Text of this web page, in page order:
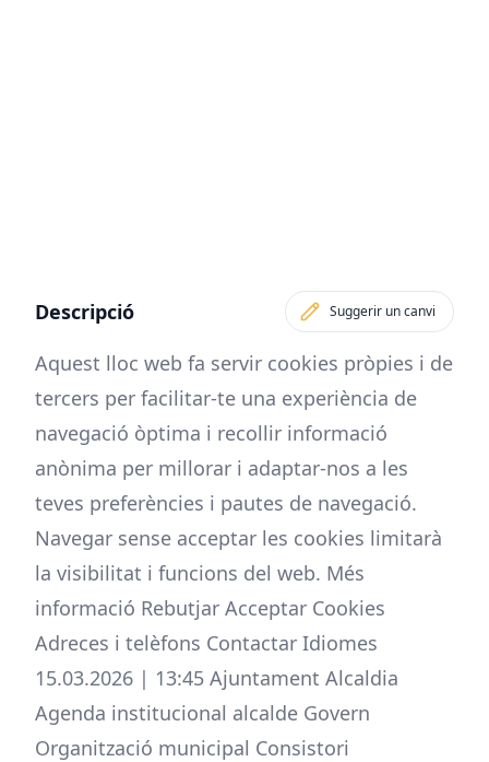
Descripció Suggerir un canvi
Aquest lloc web fa servir cookies pròpies i de
tercers per facilitar-te una experiència de
navegació òptima i recollir informació
anònima per millorar i adaptar-nos a les
teves preferències i pautes de navegació.
Navegar sense acceptar les cookies limitarà
la visibilitat i funcions del web. Més
informació Rebutjar Acceptar Cookies
Adreces i telèfons Contactar Idiomes
15.03.2026 | 13:45 Ajuntament Alcaldia
Agenda institucional alcalde Govern
Organització municipal Consistori